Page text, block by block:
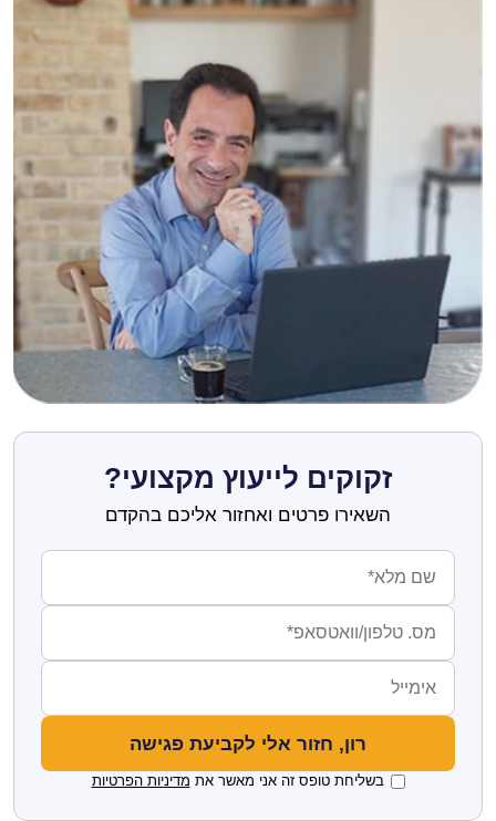
זקוקים לייעוץ מקצועי?
השאירו פרטים ואחזור אליכם בהקדם
בשליחת טופס זה אני מאשר את מדיניות הפרטיות